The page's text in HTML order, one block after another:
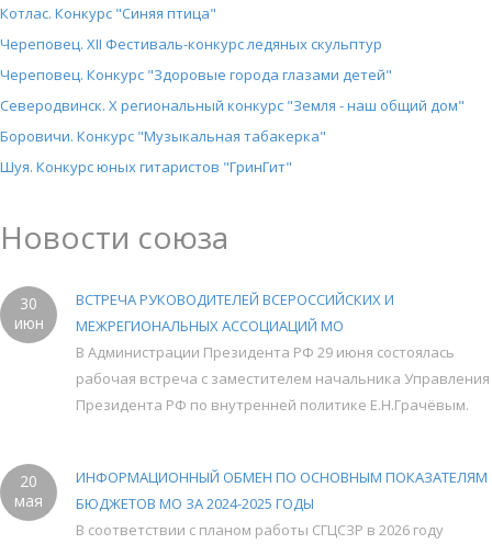
Котлас. Конкурс "Синяя птица"
Череповец. XII Фестиваль-конкурс ледяных скульптур
Череповец. Конкурс "Здоровые города глазами детей"
Северодвинск. X региональный конкурс "Земля - наш общий дом"
Боровичи. Конкурс "Музыкальная табакерка"
Шуя. Конкурс юных гитаристов "ГринГит"
Новости союза
30
июн
ВСТРЕЧА РУКОВОДИТЕЛЕЙ ВСЕРОССИЙСКИХ И
МЕЖРЕГИОНАЛЬНЫХ АССОЦИАЦИЙ МО
В Администрации Президента РФ 29 июня состоялась
рабочая встреча с заместителем начальника Управления
Президента РФ по внутренней политике Е.Н.Грачёвым.
20
мая
ИНФОРМАЦИОННЫЙ ОБМЕН ПО ОСНОВНЫМ ПОКАЗАТЕЛЯМ
БЮДЖЕТОВ МО ЗА 2024-2025 ГОДЫ
В соответствии с планом работы СГЦСЗР в 2026 году